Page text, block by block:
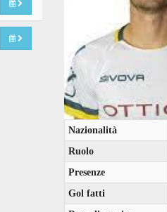
Nazionalità
Ruolo
Presenze
Gol fatti